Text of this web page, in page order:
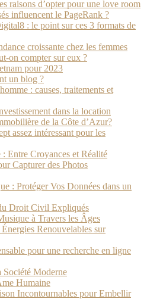
raisons d’opter pour une love room
influencent le PageRank ?
: le point sur ces 3 formats de
croissante chez les femmes
on compter sur eux ?
pour 2023
un blog ?
: causes, traitements et
dans la location
de la Côte d’Azur?
assez intéressant pour les
Entre Croyances et Réalité
Capturer des Photos
: Protéger Vos Données dans un
Droit Civil Expliqués
à Travers les Âges
Renouvelables sur
pour une recherche en ligne
Société Moderne
Humaine
Incontournables pour Embellir